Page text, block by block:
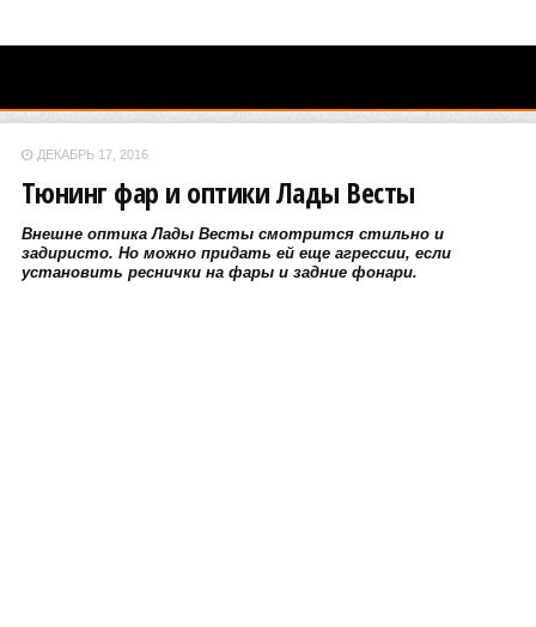
ДЕКАБРЬ 17, 2016
Тюнинг фар и оптики Лады Весты
Внешне оптика Лады Весты смотрится стильно и
задиристо. Но можно придать ей еще агрессии, если
установить реснички на фары и задние фонари.